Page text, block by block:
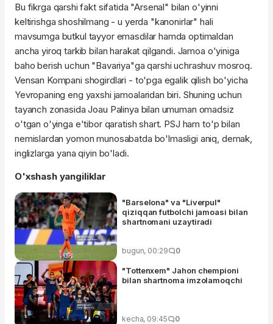
Bu fikrga qarshi fakt sifatida "Arsenal" bilan o'yinni
keltirishga shoshilmang - u yerda "kanonirlar" hali
mavsumga butkul tayyor emasdilar hamda optimaldan
ancha yiroq tarkib bilan harakat qilgandi. Jamoa o'yiniga
baho berish uchun "Bavariya"ga qarshi uchrashuv mosroq.
Vensan Kompani shogirdlari - to'pga egalik qilish bo'yicha
Yevropaning eng yaxshi jamoalaridan biri. Shuning uchun
tayanch zonasida Joau Palinya bilan umuman omadsiz
o'tgan o'yinga e'tibor qaratish shart. PSJ ham to'p bilan
nemislardan yomon munosabatda bo'lmasligi aniq, demak,
inglizlarga yana qiyin bo'ladi.
O'xshash yangiliklar
"Barselona" va "Liverpul"
qiziqqan futbolchi jamoasi bilan
shartnomani uzaytiradi
bugun, 00:29 0
"Tottenxem" Jahon chempioni
bilan shartnoma imzolamoqchi
kecha, 09:45 0